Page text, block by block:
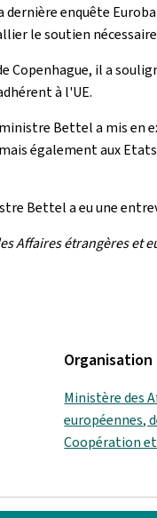
enquête
le soutien
Copenhague, il a
à l'UE.
Bettel a mis
également aux
Bettel a eu une
Affaires étrangères et
Organisation
Ministère des
européennes,
Coopération